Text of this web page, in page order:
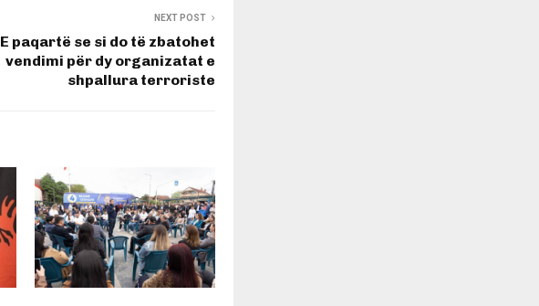
NEXT POST
E paqartë se si do të zbatohet
vendimi për dy organizatat e
shpallura terroriste